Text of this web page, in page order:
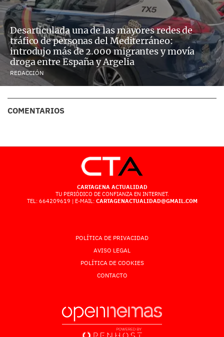
Desarticulada una de las mayores redes de
tráfico de personas del Mediterráneo:
introdujo más de 2.000 migrantes y movía
droga entre España y Argelia
REDACCIÓN
COMENTARIOS
CARTAGENA ACTUALIDAD
TU PERIÓDICO DE CONFIANZA EN INTERNET.
TEL: 664209619 | E-MAIL: CARTAGENACTUALIDAD@GMAIL.COM
POLÍTICA DE PRIVACIDAD
AVISO LEGAL
POLÍTICA DE COOKIES
CONTACTO